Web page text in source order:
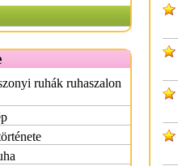
ruhák ruhaszalon